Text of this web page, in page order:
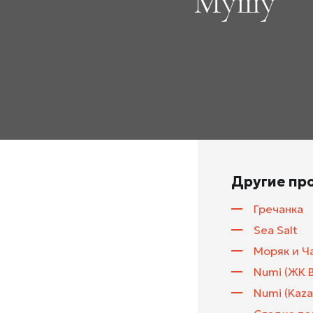
Другие
Гречанка
Sea Salt
Моряк и
Numi (ЖК
Numi